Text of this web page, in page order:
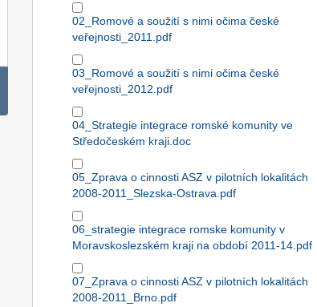
02_Romové a soužití s nimi očima české
veřejnosti_2011.pdf
03_Romové a soužití s nimi očima české
veřejnosti_2012.pdf
04_Strategie integrace romské komunity ve
Středočeském kraji.doc
05_Zprava o cinnosti ASZ v pilotních lokalitách
2008-2011_Slezska-Ostrava.pdf
06_strategie integrace romske komunity v
Moravskoslezském kraji na období 2011-14.pdf
07_Zprava o cinnosti ASZ v pilotních lokalitách
2008-2011_Brno.pdf